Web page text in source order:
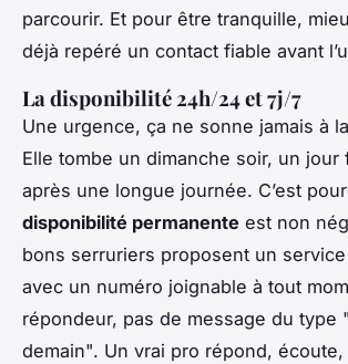
parcourir. Et pour être tranquille,
déjà repéré un contact fiable avant
La disponibilité 24h/24 et 7j/7
Une urgence, ça ne sonne jamais à
Elle tombe un dimanche soir, un jour
après une longue journée. C’est
disponibilité permanente est non
bons serruriers proposent un
avec un numéro joignable à tout
répondeur, pas de message du type
demain". Un vrai pro répond, écoute,